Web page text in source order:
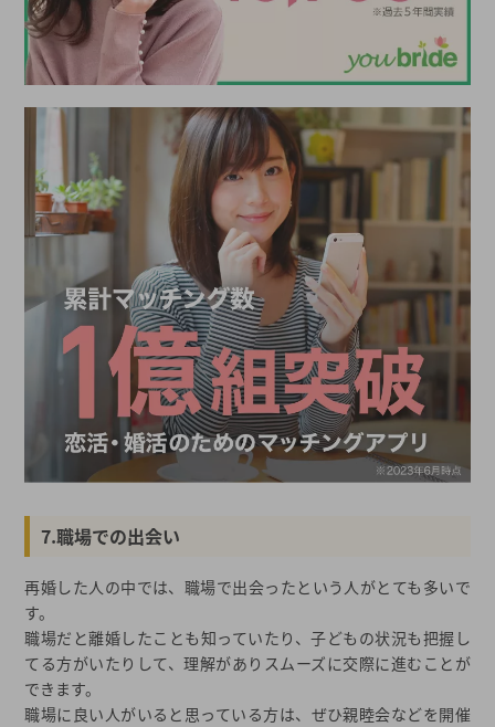
7.職場での出会い
再婚した人の中では、職場で出会ったという人がとても多いで
す。
職場だと離婚したことも知っていたり、子どもの状況も把握し
てる方がいたりして、理解がありスムーズに交際に進むことが
できます。
職場に良い人がいると思っている方は、ぜひ親睦会などを開催